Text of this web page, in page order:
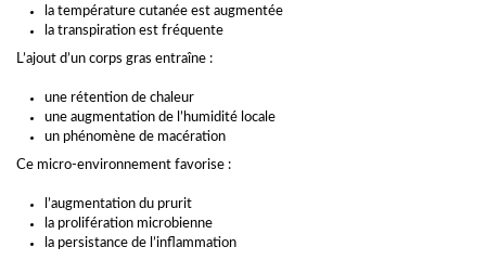
la température cutanée est augmentée
la transpiration est fréquente
L’ajout d’un corps gras entraîne :
une rétention de chaleur
une augmentation de l’humidité locale
un phénomène de macération
Ce micro-environnement favorise :
l’augmentation du prurit
la prolifération microbienne
la persistance de l’inflammation